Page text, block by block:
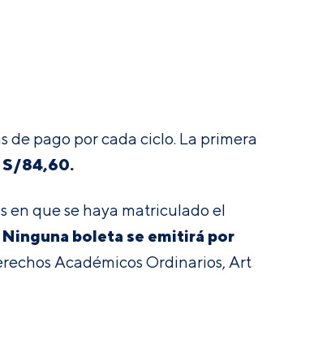
de pago por cada ciclo. La primera
S/84,60.
en que se haya matriculado el
Ninguna boleta se emitirá por
Académicos Ordinarios, Art